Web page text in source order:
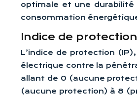
optimale et une
consommation
Indice de
L’indice de protection
électrique contre la
allant de 0 (aucune
(aucune protection) à 8